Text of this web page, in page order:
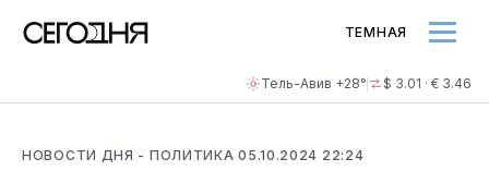
Тель-Авив +28° $ 3.01 · € 3.46
ТЕМНАЯ
НОВОСТИ ДНЯ - ПОЛИТИКА05.10.2024 22:24